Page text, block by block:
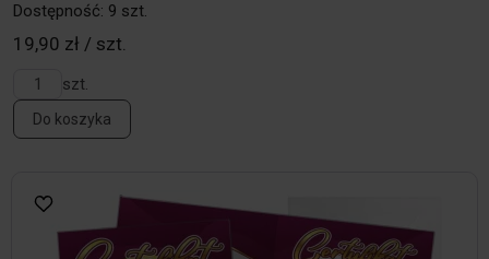
Dostępność: 9 szt.
19,90 zł / szt.
szt.
Do koszyka